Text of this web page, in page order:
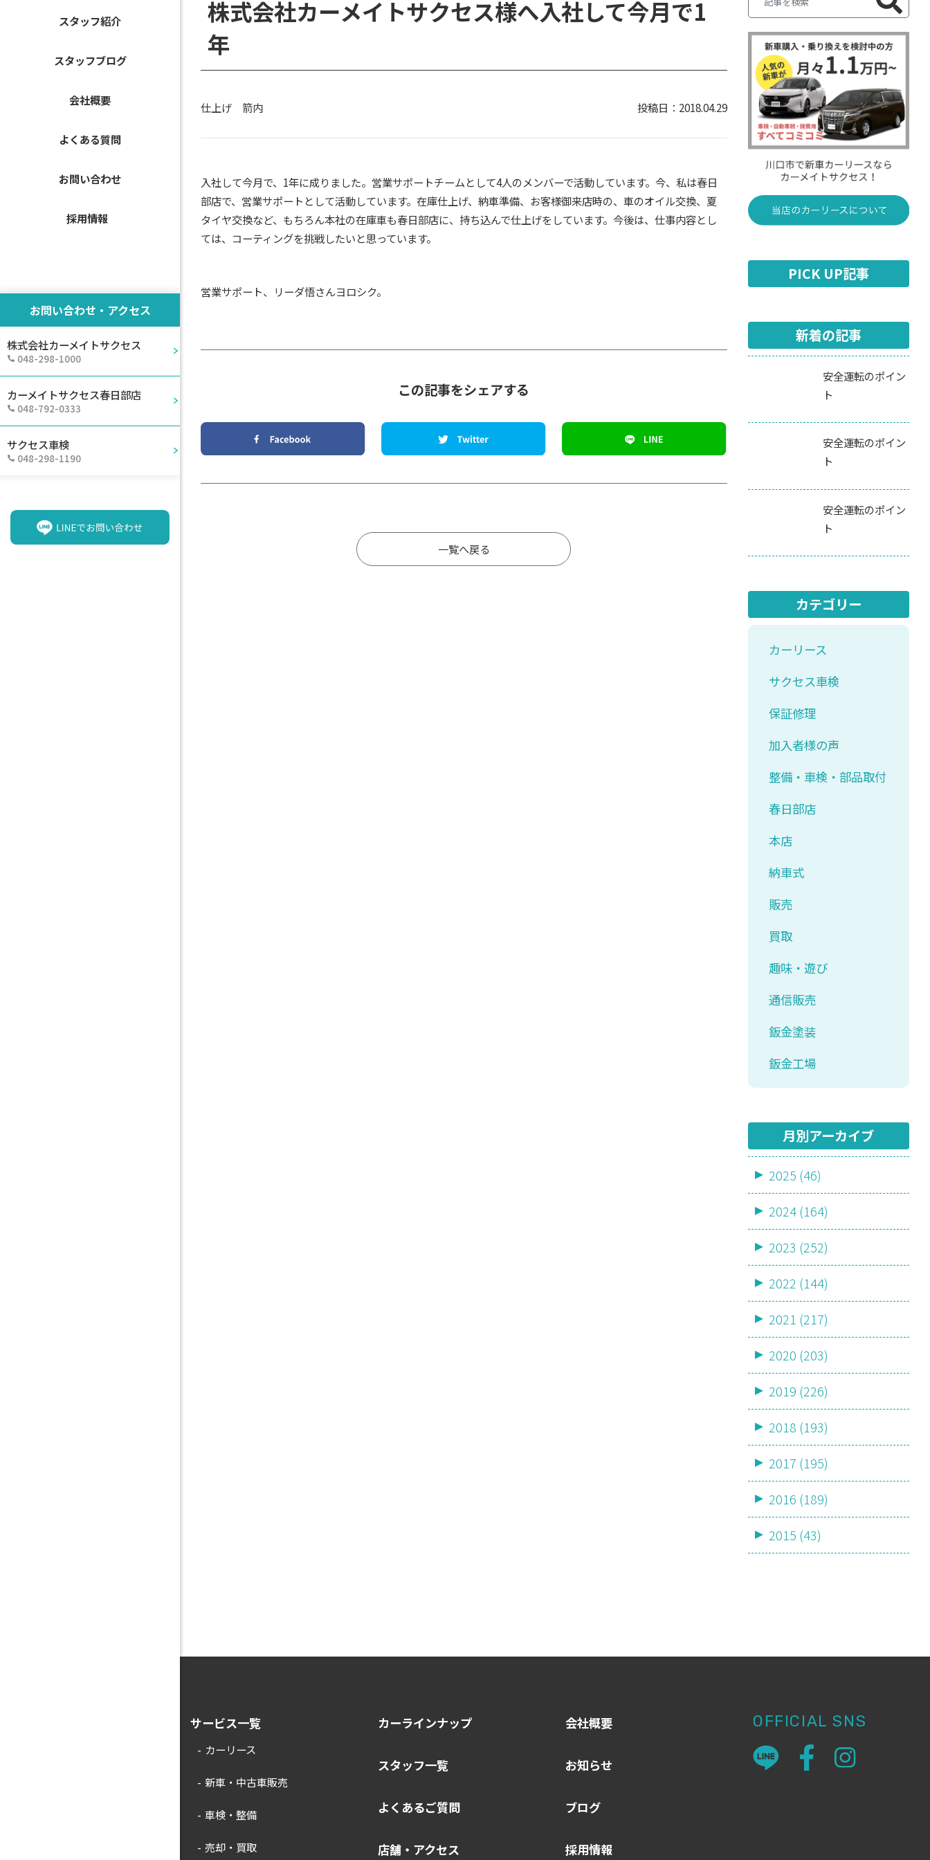
スタッフ紹介
スタッフブログ
会社概要
よくある質問
お問い合わせ
採用情報
お問い合わせ・アクセス
株式会社カーメイトサクセス
048-298-1000
カーメイトサクセス春日部店
048-792-0333
サクセス車検
048-298-1190
株式会社カーメイトサクセス様へ入社して今月で1
年
仕上げ 箭内 2018.04.29
入社して今月で、1年に成りました。営業サポートチームとして4人のメンバーで活動しています。今、私は春日
部店で、営業サポートとして活動しています。在庫仕上げ、納車準備、お客様御来店時の、車のオイル交換、夏
タイヤ交換など、もちろん本社の在庫車も春日部店に、持ち込んで仕上げをしています。今後は、仕事内容とし
ては、コーティングを挑戦したいと思っています。
営業サポート、リーダ悟さんヨロシク。
この記事をシェアする
一覧へ戻る
PICK UP記事
新着の記事
安全運転のポイン
ト
安全運転のポイン
ト
安全運転のポイン
ト
カテゴリー
カーリース
サクセス車検
保証修理
加入者様の声
整備・車検・部品取付
春日部店
本店
納車式
販売
買取
趣味・遊び
通信販売
鈑金塗装
鈑金工場
月別アーカイブ
2025 (46)
2024 (164)
2023 (252)
2022 (144)
2021 (217)
2020 (203)
2019 (226)
2018 (193)
2017 (195)
2016 (189)
2015 (43)
サービス一覧
カーリース
新車・中古車販売
車検・整備
売却・買取
カーラインナップ
スタッフ一覧
よくあるご質問
店舗・アクセス
会社概要
お知らせ
ブログ
採用情報
OFFICIAL SNS